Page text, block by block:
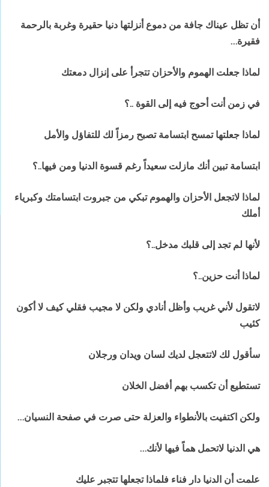
أن تظل عيناك جافة من دموع أنزلتها دنيا حقيرة وغربة بالرحمة
فقيرة…
لماذا جعلت الهموم والأحزان تتجرأ على إنزال دمعتك
في زمن أنت أحوج فيه إلى القوة ..؟
لماذا جعلتها تمسح ابتسامة تصبح رمزاً لك للتفاؤل والأمل
ابتسامة تبين أنك مازلت سعيداً رغم قسوة الدنيا ومن فيها..؟
لماذا لاتجعل الأحزان والهموم تبكي من جبروت ابتسامتك وكبرياء
أملك
لأنها لم تجد إلى قلبك مدخل..؟
لماذا أنت حزين..؟
لاتقول لأني غريب وأظل أنادي ولكن لا مجيب فقلي كيف لا أكون
كئيب
سأقول لك لاتتعجل لديك لسان ويدان ورجلان
تستطيع أن تكسب بهم أفضل الخلان
ولكن اكتفيت بالأنطواء والعزلة حتى صرت في صفحة النسيان…
هي الدنيا لاتحمل هماً فيها لأنك…
علمت أن الدنيا دار فناء فلماذا تجعلها تتجبر عليك